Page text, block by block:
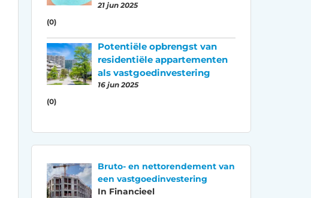
21 jun 2025
(0)
Potentiële opbrengst van
residentiële appartementen
als vastgoedinvestering
16 jun 2025
(0)
Bruto- en nettorendement van
een vastgoedinvestering
In Financieel